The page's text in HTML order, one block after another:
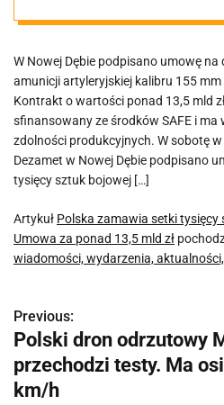
Umowa
ponad
zł
W Nowej Dębie podpisano umowę
amunicji artyleryjskiej kalibru 155 mm
Kontrakt o wartości ponad 13,5 mld
sfinansowany ze środków SAFE i
zdolności produkcyjnych. W sobotę
Dezamet w Nowej Dębie podpisano
tysięcy sztuk bojowej […]
Artykuł Polska zamawia setki tysięcy
Umowa za ponad 13,5 mld zł
wiadomości, wydarzenia,
N
a
w
Previous:
Polski dron odrzutowy
przechodzi testy. Ma
km/h